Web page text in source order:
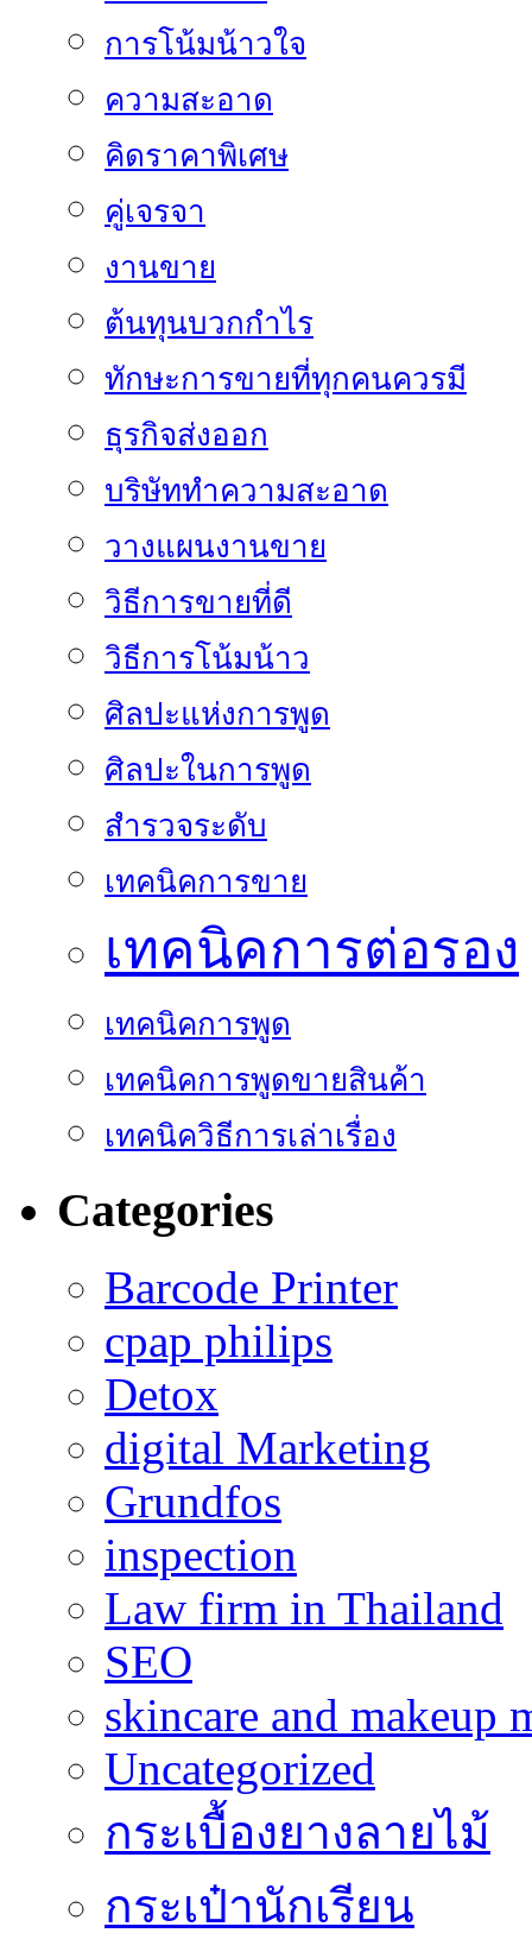
การโน้มน้าวใจ
ความสะอาด
คิดราคาพิเศษ
คู่เจรจา
งานขาย
ต้นทุนบวกกำไร
ทักษะการขายที่ทุกคนควรมี
ธุรกิจส่งออก
บริษัททำความสะอาด
วางแผนงานขาย
วิธีการขายที่ดี
วิธีการโน้มน้าว
ศิลปะแห่งการพูด
ศิลปะในการพูด
สำรวจระดับ
เทคนิคการขาย
เทคนิคการต่อรอง
เทคนิคการพูด
เทคนิคการพูดขายสินค้า
เทคนิควิธีการเล่าเรื่อง
Categories
Barcode Printer
cpap philips
Detox
digital Marketing
Grundfos
inspection
Law firm in Thailand
SEO
skincare and makeup
Uncategorized
กระเบื้องยางลายไม้
กระเป๋านักเรียน